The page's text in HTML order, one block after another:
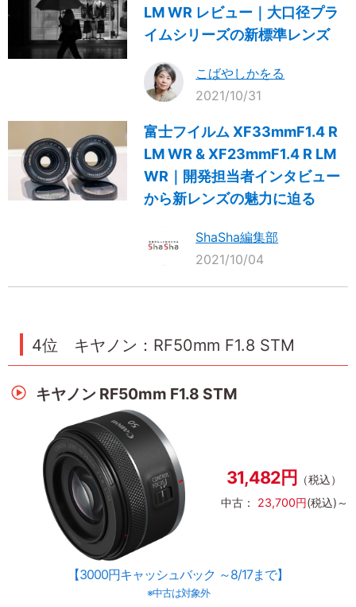
LM WR レビュー｜大口径プラ
イムシリーズの新標準レンズ
こばやしかをる
2021/10/31
富士フイルム XF33mmF1.4 R
LM WR & XF23mmF1.4 R LM
WR｜開発担当者インタビュー
から新レンズの魅力に迫る
ShaSha編集部
2021/10/04
4位 キヤノン：RF50mm F1.8 STM
キヤノン RF50mm F1.8 STM
31,482円 （税込）
中古： 23,700円(税込)～
【3000円キャッシュバック ～8/17まで】
※中古は対象外